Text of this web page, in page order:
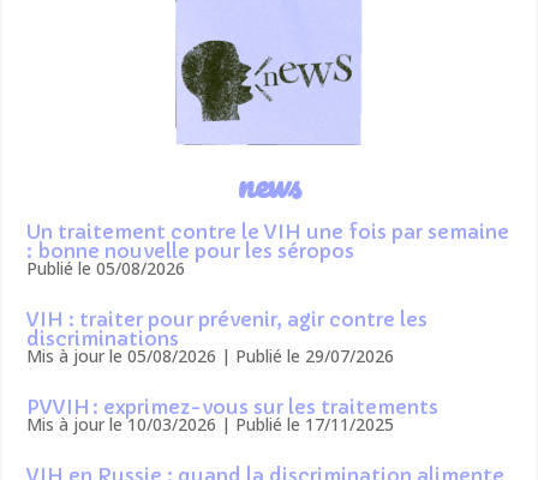
news
Un traitement contre le VIH une fois par semaine
: bonne nouvelle pour les séropos
Publié le 05/08/2026
VIH : traiter pour prévenir, agir contre les
discriminations
Mis à jour le 05/08/2026 | Publié le 29/07/2026
PVVIH : exprimez-vous sur les traitements
Mis à jour le 10/03/2026 | Publié le 17/11/2025
VIH en Russie : quand la discrimination alimente